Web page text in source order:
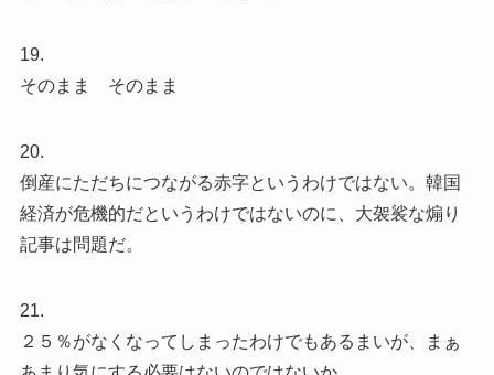
19.
そのまま そのまま
20.
倒産にただちにつながる赤字というわけではない。韓国
経済が危機的だというわけではないのに、大袈裟な煽り
記事は問題だ。
21.
２５％がなくなってしまったわけでもあるまいが、まぁ